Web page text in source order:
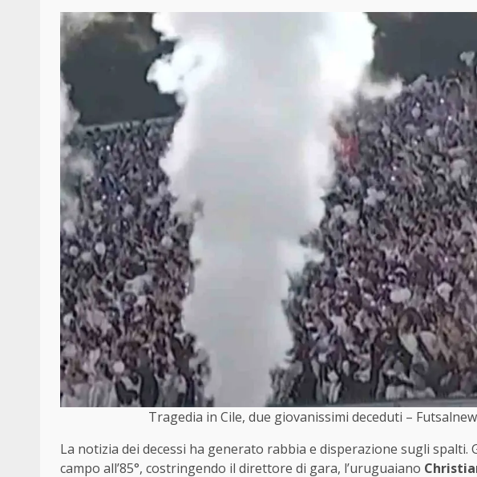
Tragedia in Cile, due giovanissimi deceduti –
La notizia dei decessi ha generato rabbia e disperazione sugli spalti.
campo all’85°, costringendo il direttore di gara, l’uruguaiano